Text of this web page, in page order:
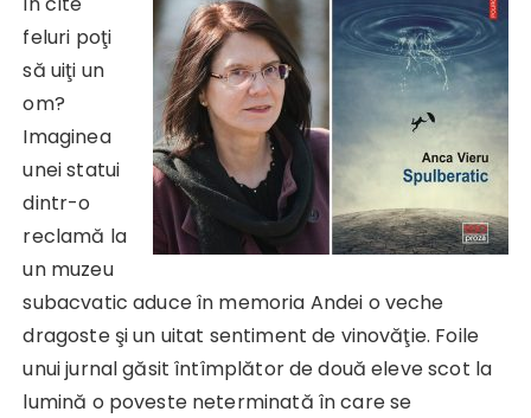
feluri poţi
să uiţi un
om?
Imaginea
unei statui
dintr-o
reclamă la
un muzeu
subacvatic aduce în memoria Andei o veche
dragoste şi un uitat sentiment de vinovăţie. Foile
unui jurnal găsit întîmplător de două eleve scot la
lumină o poveste neterminată în care se